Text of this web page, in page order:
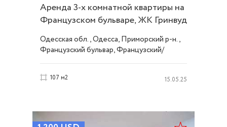
Аренда 3-х комнатной квартиры на
Французском бульваре, ЖК Гринвуд
ID 51742
Одесская обл., Одесса, Приморский р-н.,
Французский бульвар, Французский/
107 м2 15.05.25